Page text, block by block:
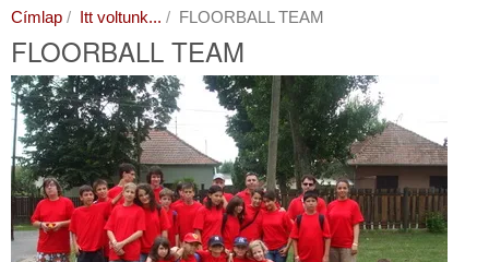
Címlap Itt voltunk... FLOORBALL TEAM
FLOORBALL TEAM